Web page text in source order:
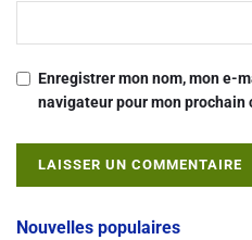
Enregistrer mon nom, mon e-
navigateur pour mon prochain
Alternative:
Nouvelles populaires